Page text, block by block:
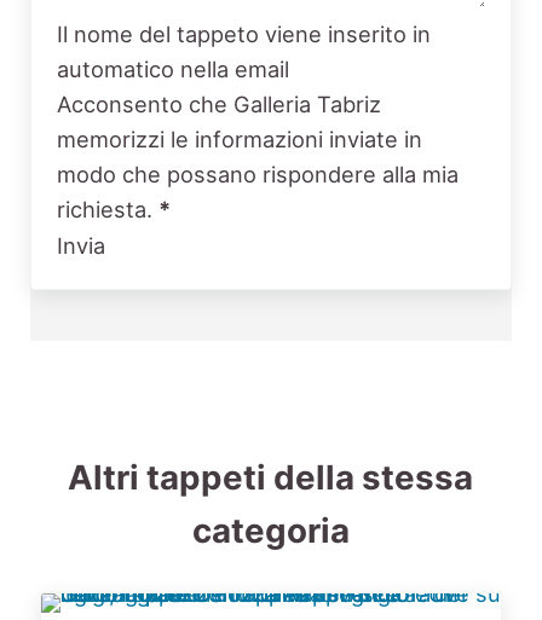
Il nome del tappeto viene inserito in
automatico nella email
Acconsento che Galleria Tabriz
memorizzi le informazioni inviate in
modo che possano rispondere alla mia
richiesta. *
Invia
Altri tappeti della stessa
categoria